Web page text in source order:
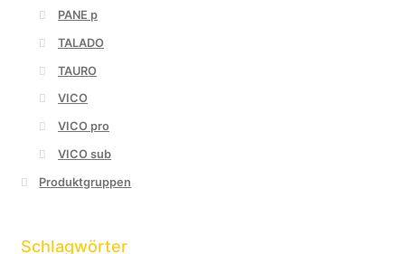
PANE p
TALADO
TAURO
VICO
VICO pro
VICO sub
Produktgruppen
Schlagwörter